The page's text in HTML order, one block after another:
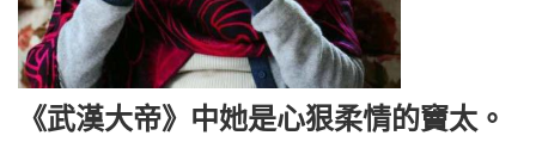
《武漢大帝》中她是心狠柔情的竇太。